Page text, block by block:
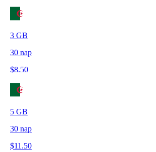
3 GB
30 nap
$8.50
5 GB
30 nap
$11.50